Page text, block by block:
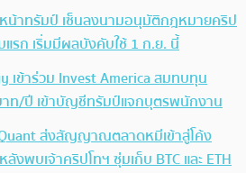
าทรัมป์ เซ็นลงนามอนุมัติกฎหมายคริป
แรก เริ่มมีผลบังคับใช้ 1 ก.ย. นี้
เข้าร่วม Invest America สมทบทุน
ท/ปี เข้าบัญชีทรัมป์แจกบุตรพนักงาน
ส่งสัญญาณตลาดหมีเข้าสู่โค้ง
งพบเจ้าคริปโทฯ ซุ่มเก็บ BTC และ ETH